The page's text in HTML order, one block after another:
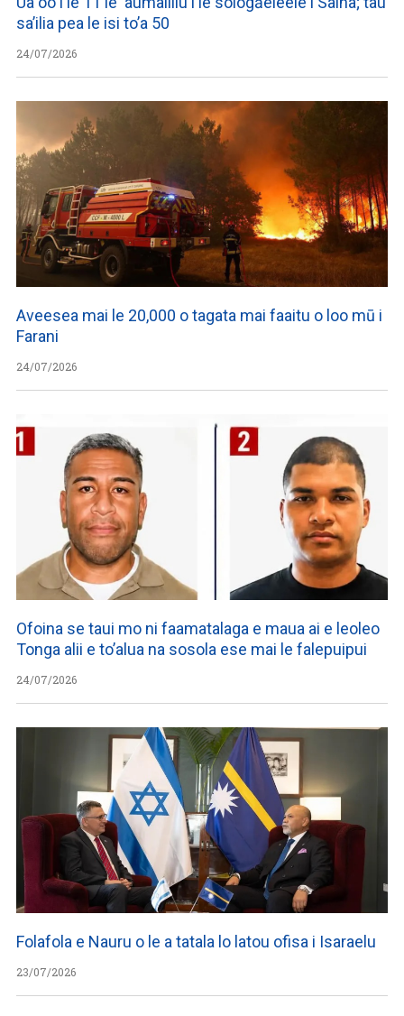
sa’ilia pea le isi to’a 50
24/07/2026
Aveesea mai le 20,000 o tagata mai faaitu o loo mū i
Farani
24/07/2026
Ofoina se taui mo ni faamatalaga e maua ai e leoleo
Tonga alii e to’alua na sosola ese mai le falepuipui
24/07/2026
Folafola e Nauru o le a tatala lo latou ofisa i Isaraelu
23/07/2026